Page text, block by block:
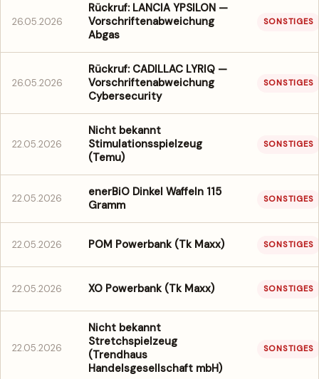
26.05.2026
Rückruf: LANCIA YPSILON —
Vorschriftenabweichung
Abgas
SONSTIGES
26.05.2026
Rückruf: CADILLAC LYRIQ —
Vorschriftenabweichung
Cybersecurity
SONSTIGES
22.05.2026
Nicht bekannt
Stimulationsspielzeug
(Temu)
SONSTIGES
22.05.2026
enerBiO Dinkel Waffeln 115
Gramm
SONSTIGES
22.05.2026 POM Powerbank (Tk Maxx) SONSTIGES
22.05.2026 XO Powerbank (Tk Maxx) SONSTIGES
22.05.2026
Nicht bekannt
Stretchspielzeug
(Trendhaus
Handelsgesellschaft mbH)
SONSTIGES